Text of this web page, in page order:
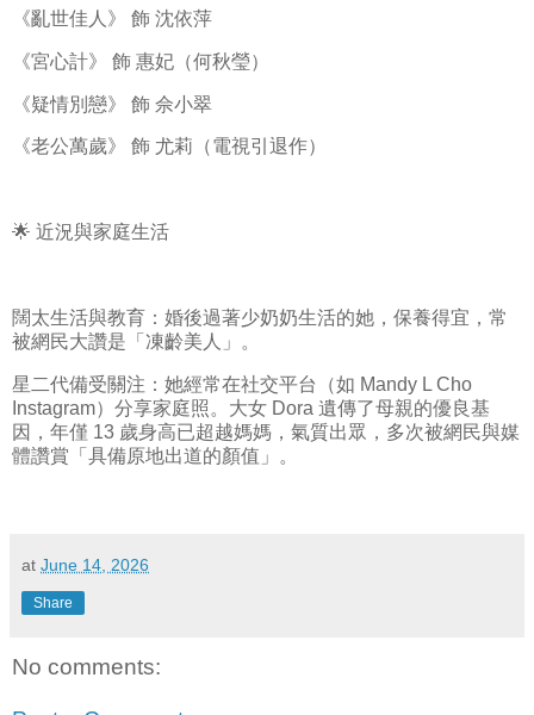
《亂世佳人》 飾 沈依萍
《宮心計》 飾 惠妃（何秋瑩）
《疑情別戀》 飾 佘小翠
《老公萬歲》 飾 尤莉（電視引退作）
🌟 近況與家庭生活
闊太生活與教育：婚後過著少奶奶生活的她，保養得宜，常
被網民大讚是「凍齡美人」。
星二代備受關注：她經常在社交平台（如 Mandy L Cho
Instagram）分享家庭照。大女 Dora 遺傳了母親的優良基
因，年僅 13 歲身高已超越媽媽，氣質出眾，多次被網民與媒
體讚賞「具備原地出道的顏值」。
at June 14, 2026
Share
No comments: